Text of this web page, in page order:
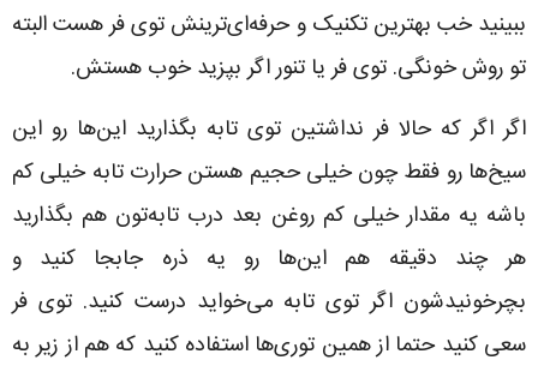
ببینید خب بهترین تکنیک و حرفه‌ای‌ترینش توی فر هست البته
تو روش خونگی. توی فر یا تنور اگر بپزید خوب هستش.
اگر اگر که حالا فر نداشتین توی تابه بگذارید این‌ها رو این
سیخ‌ها رو فقط چون خیلی حجیم هستن حرارت تابه خیلی کم
باشه یه مقدار خیلی کم روغن بعد درب تابه‌تون هم بگذارید
هر چند دقیقه هم این‌ها رو یه ذره جابجا کنید و
بچرخونیدشون اگر توی تابه می‌خواید درست کنید. توی فر
سعی کنید حتما از همین توری‌ها استفاده کنید که هم از زیر به